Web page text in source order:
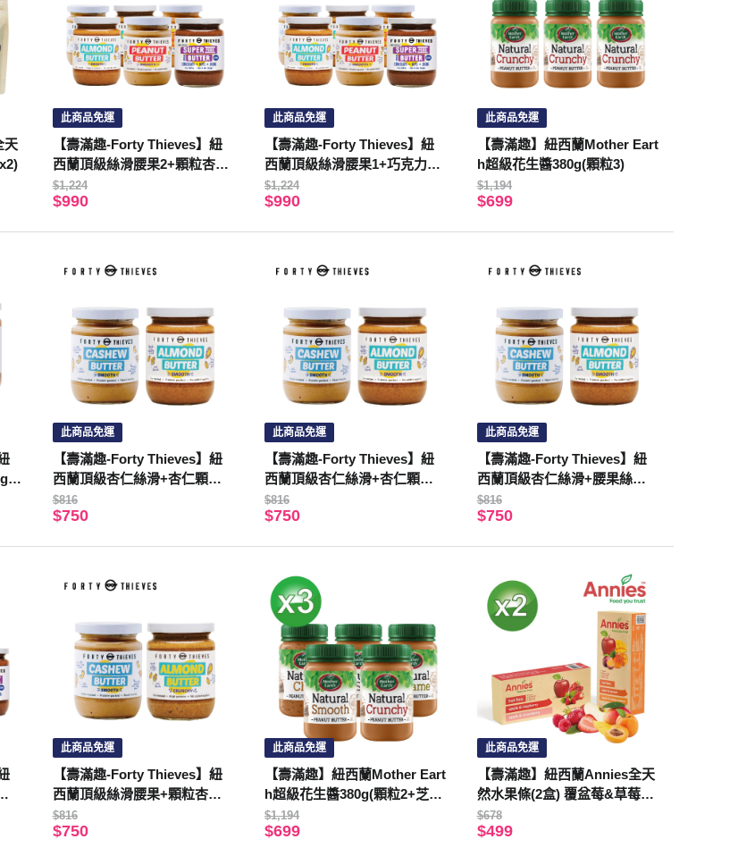
天
此商品免運
【壽滿趣-Forty Thieves】紐
西蘭頂級絲滑腰果2+顆粒杏仁
1(235gX3入)
$1,224
$990
此商品免運
【壽滿趣-Forty Thieves】紐
西蘭頂級絲滑腰果1+巧克力堅
果2(235gX3入)
$1,224
$990
此商品免運
【壽滿趣】紐西蘭Mother Eart
h超級花生醬380g(顆粒3)
$1,194
$699
此商品免運
【壽滿趣-Forty Thieves】紐
西蘭頂級杏仁絲滑+杏仁顆粒(2
35gX2入)
$816
$750
此商品免運
【壽滿趣-Forty Thieves】紐
西蘭頂級杏仁絲滑+杏仁顆粒(2
35gX2入)
$816
$750
此商品免運
【壽滿趣-Forty Thieves】紐
西蘭頂級杏仁絲滑+腰果絲滑(2
35gX2入)
$816
$750
此商品免運
【壽滿趣-Forty Thieves】紐
西蘭頂級絲滑腰果+顆粒杏仁(2
35gX2入)
$816
$750
此商品免運
【壽滿趣】紐西蘭Mother Eart
h超級花生醬380g(顆粒2+芝麻
1)
$1,194
$699
此商品免運
【壽滿趣】紐西蘭Annies全天
然水果條(2盒) 覆盆莓&草莓1
+杏桃&百香1
$678
$499